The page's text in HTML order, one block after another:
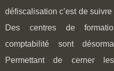
défiscalisation c’est de
Des centres de
comptabilité sont
Permettant de cerner